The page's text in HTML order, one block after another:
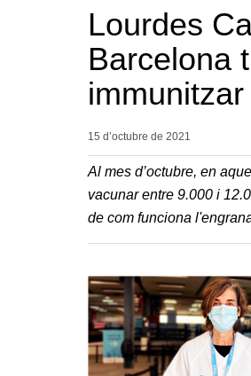
Lourdes
Barcelona
15 d’octubre de 2021
Al mes d’octubre, en
vacunar entre 9.000 i
de com funciona